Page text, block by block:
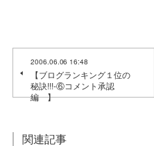
2006.06.06 16:48
【ブログランキング１位の
秘訣!!!-⑥コメント承認
編 】
関連記事